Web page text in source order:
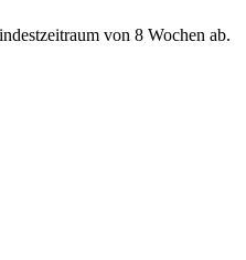
von 8 Wochen ab.